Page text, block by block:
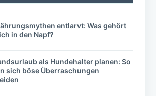
entlarvt: Was gehört
in den Napf?
als Hundehalter planen: So
sich böse Überraschungen